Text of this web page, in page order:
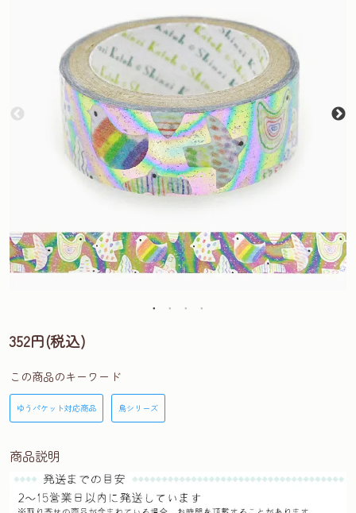
352円(税込)
この商品のキーワード
ゆうパケット対応商品 鳥シリーズ
商品説明